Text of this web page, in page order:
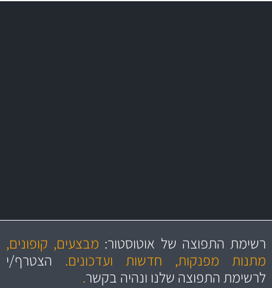
מקצועיות
ושירות מצויין
מחירים
הוגנים
והיצע מוצרים איכותירשימת התפוצה של אוטוסטור: מבצעים, קופונים,
מתנות מפנקות, חדשות ועדכונים. הצטרף/י
לרשימת התפוצה שלנו ונהיה בקשר.